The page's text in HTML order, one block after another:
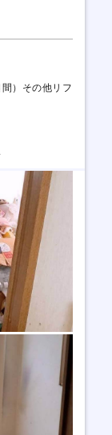
）その他リフ